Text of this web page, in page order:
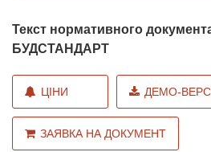
Текст нормативного
БУДСТАНДАРТ
ЦІНИ ДЕМО-
ЗАЯВКА НА ДОКУМЕНТ